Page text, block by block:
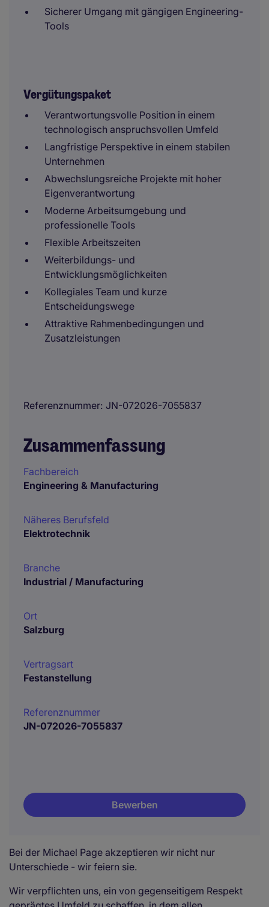
Sicherer Umgang mit gängigen Engineering-
Tools
Vergütungspaket
Verantwortungsvolle Position in einem
technologisch anspruchsvollen Umfeld
Langfristige Perspektive in einem stabilen
Unternehmen
Abwechslungsreiche Projekte mit hoher
Eigenverantwortung
Moderne Arbeitsumgebung und
professionelle Tools
Flexible Arbeitszeiten
Weiterbildungs- und
Entwicklungsmöglichkeiten
Kollegiales Team und kurze
Entscheidungswege
Attraktive Rahmenbedingungen und
Zusatzleistungen
Referenznummer JN-072026-7055837
Zusammenfassung
Fachbereich
Engineering & Manufacturing
Näheres Berufsfeld
Elektrotechnik
Branche
Industrial / Manufacturing
Ort
Salzburg
Vertragsart
Festanstellung
Referenznummer
JN-072026-7055837
Bewerben
Bei der Michael Page akzeptieren wir nicht nur
Unterschiede - wir feiern sie.
Wir verpflichten uns, ein von gegenseitigem Respekt